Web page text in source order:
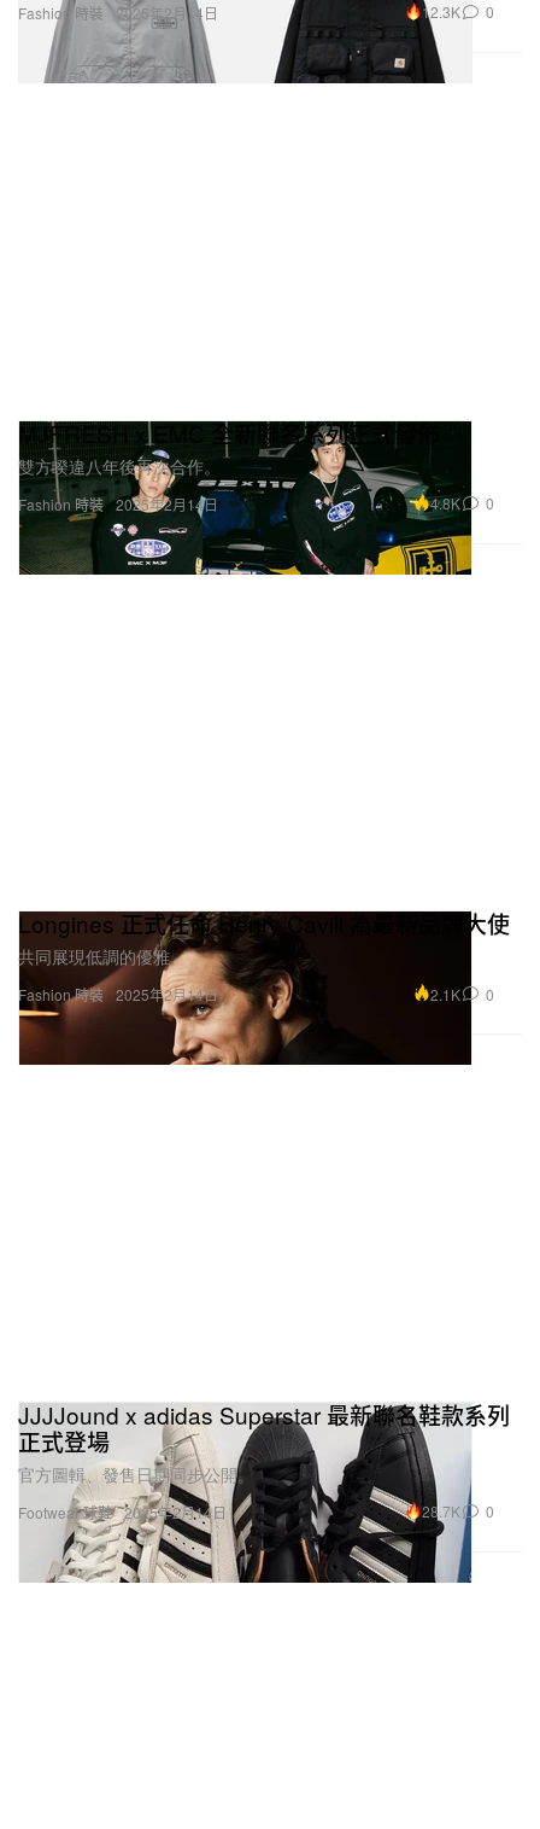
Fashion 時裝 2025年2月14日 12.3K 0
Fashion 時裝
MJFRESH x EMC 全新聯名系列正式發佈
雙方睽違八年後再次合作。
2025年2月14日 4.8K 0
Fashion 時裝
Longines 正式任命 Henry Cavill 為最新品牌大使
共同展現低調的優雅。
2025年2月14日 2.1K 0
Footwear 球鞋
JJJJound x adidas Superstar 最新聯名鞋款系列
正式登場
官方圖輯、發售日期同步公開。
2025年2月14日 28.7K 0